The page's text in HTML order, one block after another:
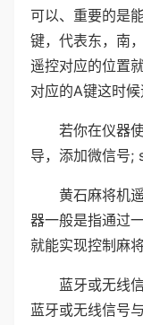
可以、重要的是
键，代表东，南
遥控对应的位置
对应的A键这时候
若你在仪器
导，添加微信号;
黄石麻将机
器一般是指通过
就能实现控制麻
蓝牙或无线
蓝牙或无线信号